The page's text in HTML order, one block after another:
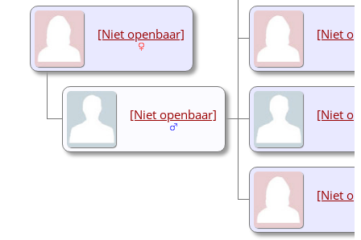
[Niet
[Niet
[Niet
[Niet openbaar]
[Niet openbaar]